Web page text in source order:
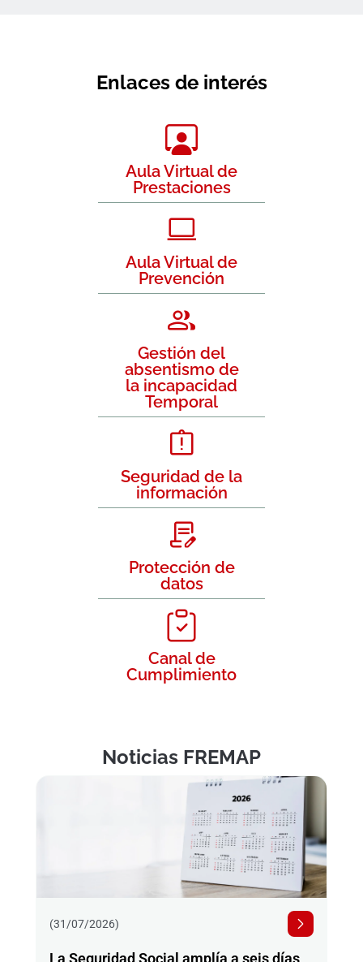
Enlaces de interés
Aula Virtual de
Prestaciones
Aula Virtual de
Prevención
Gestión del
absentismo de
la incapacidad
Temporal
Seguridad de la
información
Protección de
datos
Canal de
Cumplimiento
Noticias FREMAP
(31/07/2026)
La Seguridad Social amplía a seis días